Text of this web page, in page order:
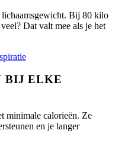
Bij 80 kilo
Dat valt mee als je het
BIJ ELKE
minimale calorieën. Ze
en je langer